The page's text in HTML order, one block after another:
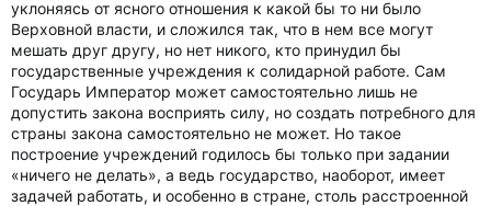
уклоняясь от ясного отношения к какой бы то ни было
Верховной власти, и сложился так, что в нем все могут
мешать друг другу, но нет никого, кто принудил бы
государственные учреждения к солидарной работе. Сам
Государь Император может самостоятельно лишь не
допустить закона восприять силу, но создать потребного для
страны закона самостоятельно не может. Но такое
построение учреждений годилось бы только при задании
«ничего не делать», а ведь государство, наоборот, имеет
задачей работать, и особенно в стране, столь расстроенной